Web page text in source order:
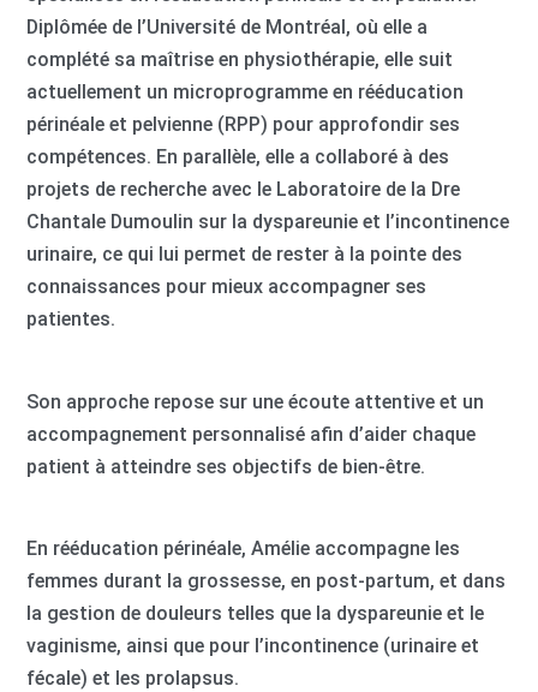
Diplômée de l’Université de Montréal, où elle a
complété sa maîtrise en physiothérapie, elle suit
actuellement un microprogramme en rééducation
périnéale et pelvienne (RPP) pour approfondir ses
compétences. En parallèle, elle a collaboré à des
projets de recherche avec le Laboratoire de la Dre
Chantale Dumoulin sur la dyspareunie et l’incontinence
urinaire, ce qui lui permet de rester à la pointe des
connaissances pour mieux accompagner ses
patientes.
Son approche repose sur une écoute attentive et un
accompagnement personnalisé afin d’aider chaque
patient à atteindre ses objectifs de bien-être.
En rééducation périnéale, Amélie accompagne les
femmes durant la grossesse, en post-partum, et dans
la gestion de douleurs telles que la dyspareunie et le
vaginisme, ainsi que pour l’incontinence (urinaire et
fécale) et les prolapsus.